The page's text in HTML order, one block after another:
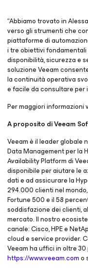
“Abbiamo trovato in
verso gli strumenti che
piattaforme di
i tre obiettivi
disponibilità, sicurezza e
soluzione Veeam
la continuità operativa
e facile da consultare per
Per maggiori informazioni
A proposito di Veeam
Veeam è il leader globale
Data Management per la
Availability Platform di
disponibile per aiutare le
dati e ad assicurare la
294.000 clienti nel
Fortune 500 e il 58
soddisfazione dei clienti,
mercato. Il nostro
canale: Cisco, HPE e
cloud e service provider.
Veeam ha uffici in oltre
https://www.veeam.como